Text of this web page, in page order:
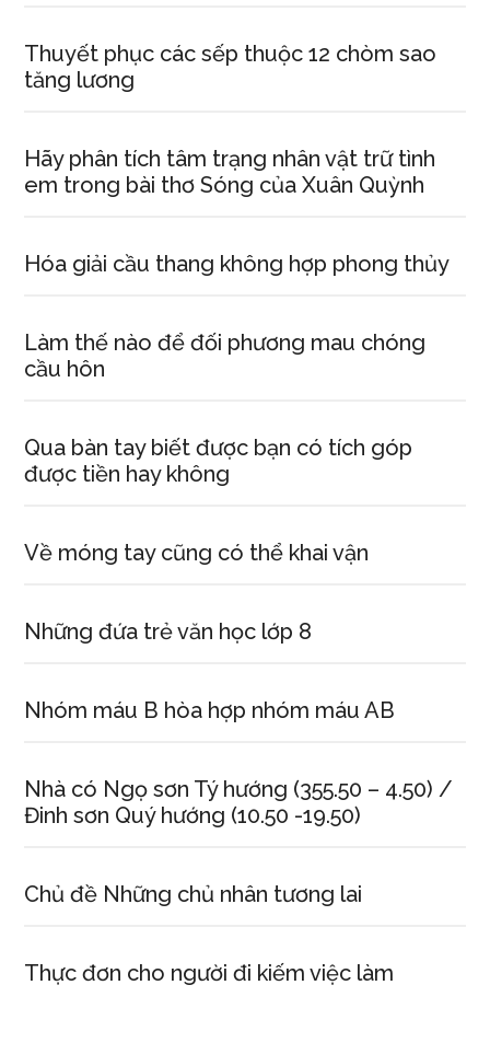
Thuyết phục các sếp thuộc 12 chòm sao
tăng lương
Hãy phân tích tâm trạng nhân vật trữ tình
em trong bài thơ Sóng của Xuân Quỳnh
Hóa giải cầu thang không hợp phong thủy
Làm thế nào để đối phương mau chóng
cầu hôn
Qua bàn tay biết được bạn có tích góp
được tiền hay không
Về móng tay cũng có thể khai vận
Những đứa trẻ văn học lớp 8
Nhóm máu B hòa hợp nhóm máu AB
Nhà có Ngọ sơn Tý hướng (355.50 – 4.50) /
Đinh sơn Quý hướng (10.50 -19.50)
Chủ đề Những chủ nhân tương lai
Thực đơn cho người đi kiếm việc làm